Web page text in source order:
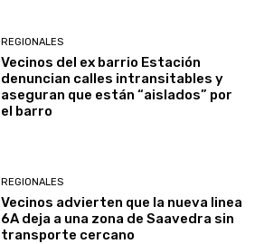
REGIONALES
Vecinos del ex barrio Estación
denuncian calles intransitables y
aseguran que están “aislados” por
el barro
REGIONALES
Vecinos advierten que la nueva linea
6A deja a una zona de Saavedra sin
transporte cercano